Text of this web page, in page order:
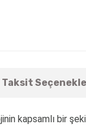
Taksit
kapsamlı bir